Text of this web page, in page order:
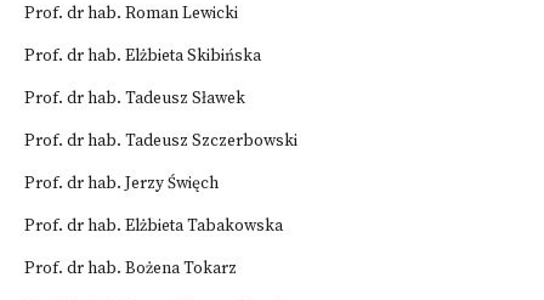
Prof. dr hab. Roman Lewicki
Prof. dr hab. Elżbieta Skibińska
Prof. dr hab. Tadeusz Sławek
Prof. dr hab. Tadeusz Szczerbowski
Prof. dr hab. Jerzy Święch
Prof. dr hab. Elżbieta Tabakowska
Prof. dr hab. Bożena Tokarz